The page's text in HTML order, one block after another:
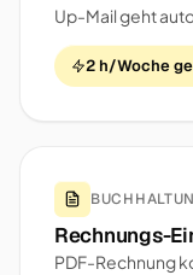
Up-Mail geht
2 h/Woche
Rechnungs-
PDF-Rechnung